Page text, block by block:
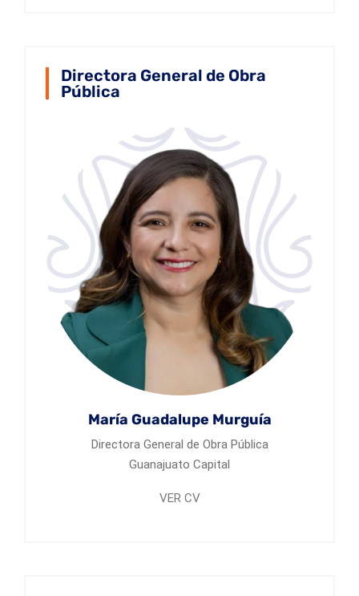
Directora General de Obra
Pública
María Guadalupe Murguía
Directora General de Obra Pública
Guanajuato Capital
VER CV